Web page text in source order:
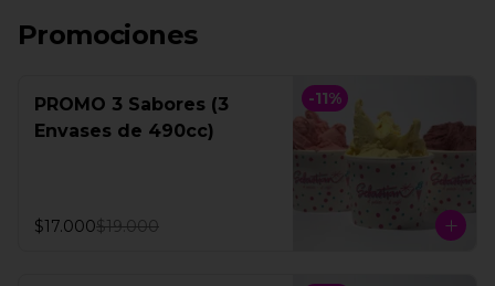
Promociones
-11%
PROMO 3 Sabores (3
Envases de 490cc)
$17.000$19.000